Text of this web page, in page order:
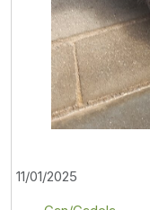
11/01/2025